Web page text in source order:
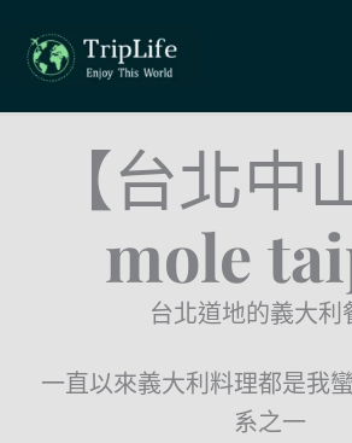
要
【台北中
mole
台北道地的義大利
一直以來義大利料理都是我
系之一